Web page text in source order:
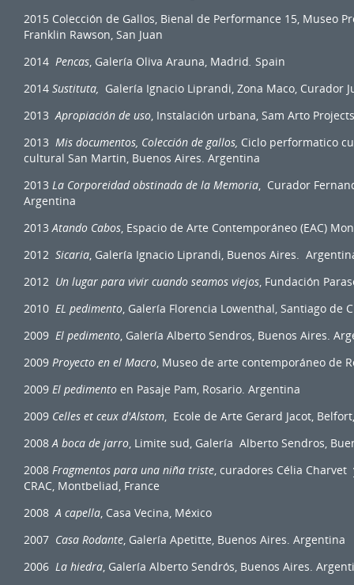
2015 Colección de Gallos, Bienal de Performance 15, Museo
Franklin Rawson, San Juan
2014 Pencas, Galería Oliva Arauna, Madrid. Spain
2014 Sustituta, Galería Ignacio Liprandi, Zona Maco, Curador
2013Apropiación de uso, Instalación urbana, Sam Arto
2013 Mis documentos, Colección de gallos, Ciclo performatico
cultural San Martin, Buenos Aires. Argentina
2013 La Corporeidad obstinada de la Memoria, Curador
Argentina
2013Atando Cabos, Espacio de Arte Contemporáneo (EAC)
2012 Sicaria, Galería Ignacio Liprandi, Buenos Aires.
2012 Un lugar para vivir cuando seamos viejos, Fundación
2010 EL pedimento, Galería Florencia Lowenthal, Santiago de
2009 El pedimento, Galería Alberto Sendros, Buenos Aires.
2009 Proyecto en el Macro, Museo de arte contemporáneo de
2009 El pedimento en Pasaje Pam, Rosario. Argentina
2009 Celles et ceux d'Alstom, Ecole de Arte Gerard Jacot,
2008A boca de jarro, Limite sud, Galería Alberto Sendros,
2008 Fragmentos para una niña triste, curadores Célia Charvet
CRAC, Montbeliad, France
2008A capella, Casa Vecina, México
2007 Casa Rodante, Galería Apetitte, Buenos Aires. Argentina
2006 La hiedra, Galería Alberto Sendrós, Buenos Aires.